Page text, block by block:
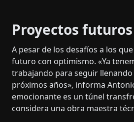
Proyectos
A pesar de los desafíos a los
futuro con optimismo. «Ya
trabajando para seguir
próximos años», informa
emocionante es un túnel
considera una obra maestra